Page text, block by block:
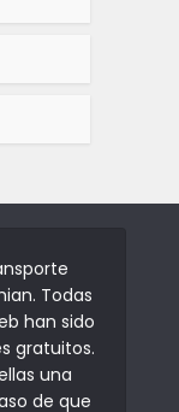
Todas
han sido
gratuitos.
una
de que